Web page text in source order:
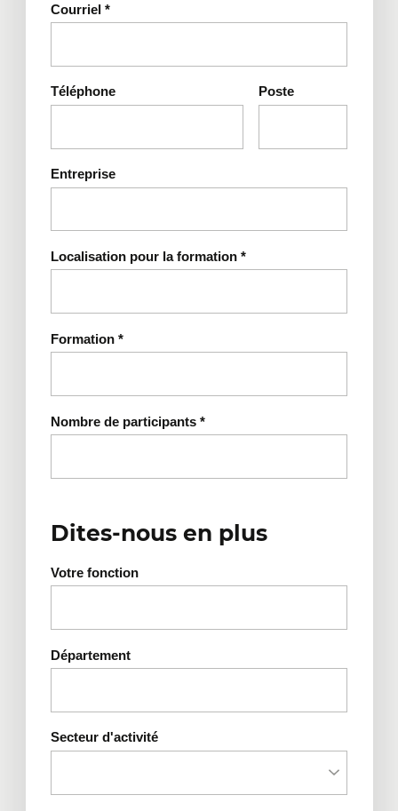
Courriel *
Téléphone Poste
Entreprise
Localisation pour la formation *
Formation *
Nombre de participants *
Dites-nous en plus
Votre fonction
Département
Secteur d'activité